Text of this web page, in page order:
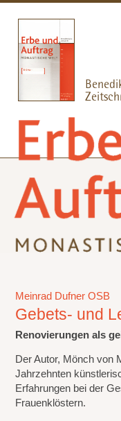
Meinrad Dufner OSB
Gebets- und
Renovierungen als
Der Autor, Mönch von
Jahrzehnten
Erfahrungen bei der
Frauenklöstern.